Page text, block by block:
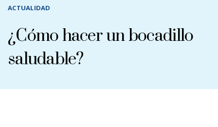
ACTUALIDAD
¿Cómo hacer un bocadillo
saludable?